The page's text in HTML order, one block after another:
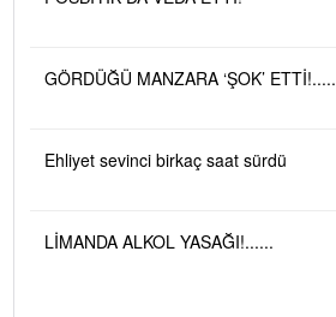
GÖRDÜĞÜ MANZARA ‘ŞOK’ ETTİ!.....
Ehliyet sevinci birkaç saat sürdü
LİMANDA ALKOL YASAĞI!......